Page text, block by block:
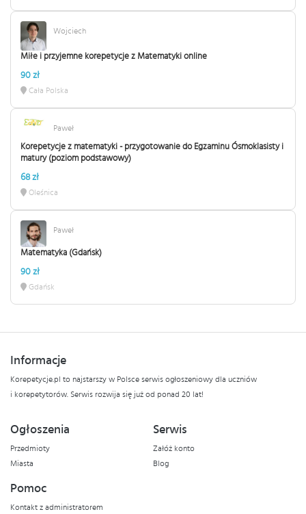
Wojciech
Miłe i przyjemne korepetycje z Matematyki online
90 zł
Cała Polska
Paweł
Korepetycje z matematyki - przygotowanie do Egzaminu Ósmoklasisty i
matury (poziom podstawowy)
68 zł
Oleśnica
Paweł
Matematyka (Gdańsk)
90 zł
Gdańsk
Informacje
Korepetycje.pl to najstarszy w Polsce serwis ogłoszeniowy dla uczniów
i korepetytorów. Serwis rozwija się już od ponad 20 lat!
Ogłoszenia
Przedmioty
Miasta
Serwis
Załóż konto
Blog
Pomoc
Kontakt z administratorem